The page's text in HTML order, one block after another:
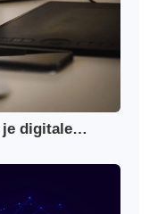
je digitale…